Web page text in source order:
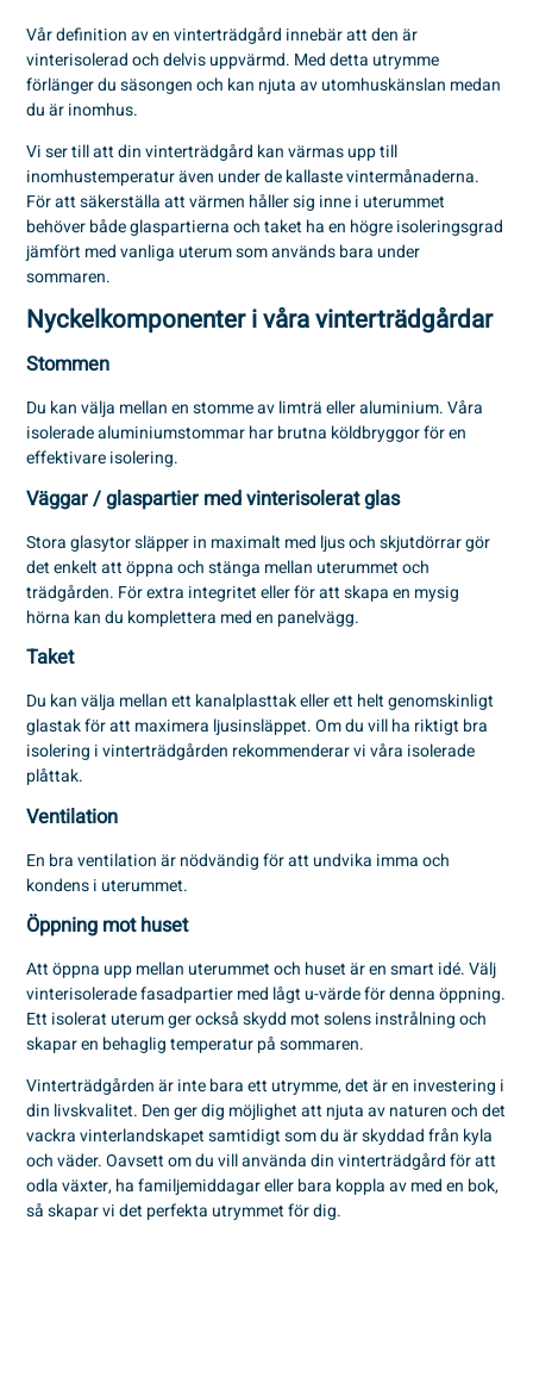
Vår definition av en vinterträdgård innebär att den är
vinterisolerad och delvis uppvärmd. Med detta utrymme
förlänger du säsongen och kan njuta av utomhuskänslan medan
du är inomhus.
Vi ser till att din vinterträdgård kan värmas upp till
inomhustemperatur även under de kallaste vintermånaderna.
För att säkerställa att värmen håller sig inne i uterummet
behöver både glaspartierna och taket ha en högre isoleringsgrad
jämfört med vanliga uterum som används bara under
sommaren.
Nyckelkomponenter i våra vinterträdgårdar
Stommen
Du kan välja mellan en stomme av limträ eller aluminium. Våra
isolerade aluminiumstommar har brutna köldbryggor för en
effektivare isolering.
Väggar / glaspartier med vinterisolerat glas
Stora glasytor släpper in maximalt med ljus och skjutdörrar gör
det enkelt att öppna och stänga mellan uterummet och
trädgården. För extra integritet eller för att skapa en mysig
hörna kan du komplettera med en panelvägg.
Taket
Du kan välja mellan ett kanalplasttak eller ett helt genomskinligt
glastak för att maximera ljusinsläppet. Om du vill ha riktigt bra
isolering i vinterträdgården rekommenderar vi våra isolerade
plåttak.
Ventilation
En bra ventilation är nödvändig för att undvika imma och
kondens i uterummet.
Öppning mot huset
Att öppna upp mellan uterummet och huset är en smart idé. Välj
vinterisolerade fasadpartier med lågt u-värde för denna öppning.
Ett isolerat uterum ger också skydd mot solens instrålning och
skapar en behaglig temperatur på sommaren.
Vinterträdgården är inte bara ett utrymme, det är en investering i
din livskvalitet. Den ger dig möjlighet att njuta av naturen och det
vackra vinterlandskapet samtidigt som du är skyddad från kyla
och väder. Oavsett om du vill använda din vinterträdgård för att
odla växter, ha familjemiddagar eller bara koppla av med en bok,
så skapar vi det perfekta utrymmet för dig.